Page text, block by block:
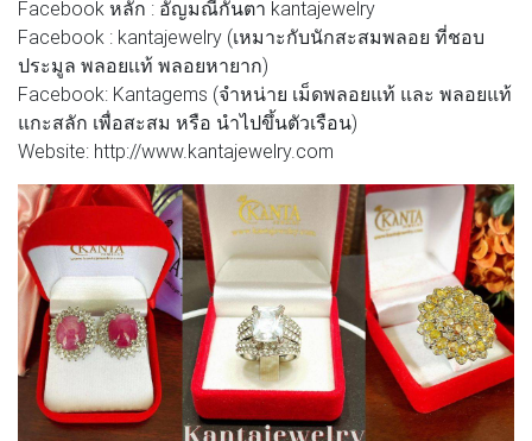
Facebook หลัก : อัญมณีกันตา kantajewelry
Facebook : kantajewelry (เหมาะกับนักสะสมพลอย ที่ชอบ
ประมูล พลอยเเท้ พลอยหายาก)
Facebook: Kantagems (จำหน่าย เม็ดพลอยแท้ และ พลอยแท้
แกะสลัก เพื่อสะสม หรือ นำไปขึ้นตัวเรือน)
Website: http://www.kantajewelry.com